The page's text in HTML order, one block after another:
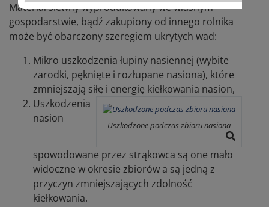
Materiał siewny wyprodukowany we własnym
gospodarstwie, bądź zakupiony od innego rolnika
może być obarczony szeregiem ukrytych wad:
Mikro uszkodzenia łupiny nasiennej (wybite
zarodki, pęknięte i rozłupane nasiona), które
zmniejszają siłę i energię kiełkowania nasion,
Uszkodzone podczas zbioru nasiona
Uszkodzenia
nasion
spowodowane przez strąkowca są one mało
widoczne w okresie zbiorów a są jedną z
przyczyn zmniejszających zdolność
kiełkowania.